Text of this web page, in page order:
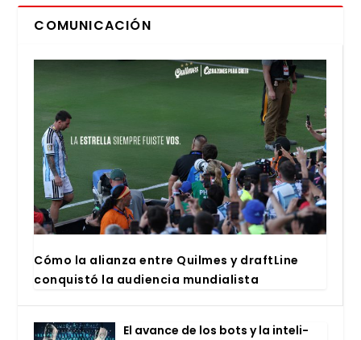
COMUNICACIÓN
Cómo la alian­za entre Quil­mes y draftLi­ne
con­quis­tó la audien­cia mun­dia­lis­ta
El avan­ce de los bots y la inte­li­